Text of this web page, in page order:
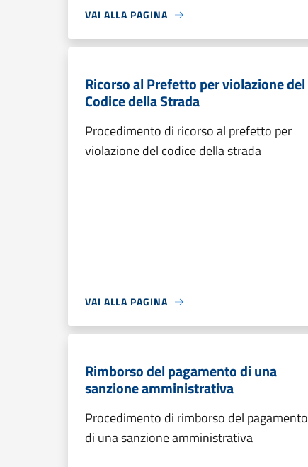
VAI ALLA PAGINA
Ricorso al Prefetto per violazione del
Codice della Strada
Procedimento di ricorso al prefetto per
violazione del codice della strada
VAI ALLA PAGINA
Rimborso del pagamento di una
sanzione amministrativa
Procedimento di rimborso del pagamento
di una sanzione amministrativa